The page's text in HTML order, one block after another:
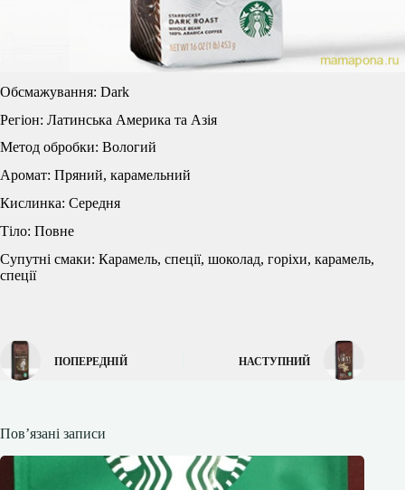
Обсмажування: Dark
Регіон: Латинська Америка та Азія
Метод обробки: Вологий
Аромат: Пряний, карамельний
Кислинка: Середня
Тіло: Повне
Супутні смаки: Карамель, спеції, шоколад, горіхи, карамель,
спеції
ПОПЕРЕДНІЙ НАСТУПНИЙ
Пов’язані записи